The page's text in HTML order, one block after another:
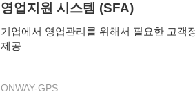
영업지원 시스템 (SFA)
기업에서 영업관리를 위해서 필요한 고객
제공
ONWAY-GPS